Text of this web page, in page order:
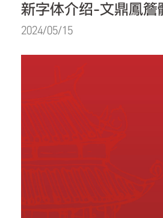
新字体介绍-文鼎鳳簷
2024/05/15